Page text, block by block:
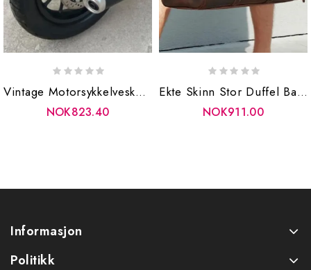
Vintage Motorsykkelveske Utendørs Sykkel Canvas Motorsykkelsideveske
NOK823.40
Ekte Skinn Stor Duffel Bag Business Reiseveske For Menn Crazy Horse Leather Retro Herre Weekend Bag
NOK911.00
Informasjon
Politikk